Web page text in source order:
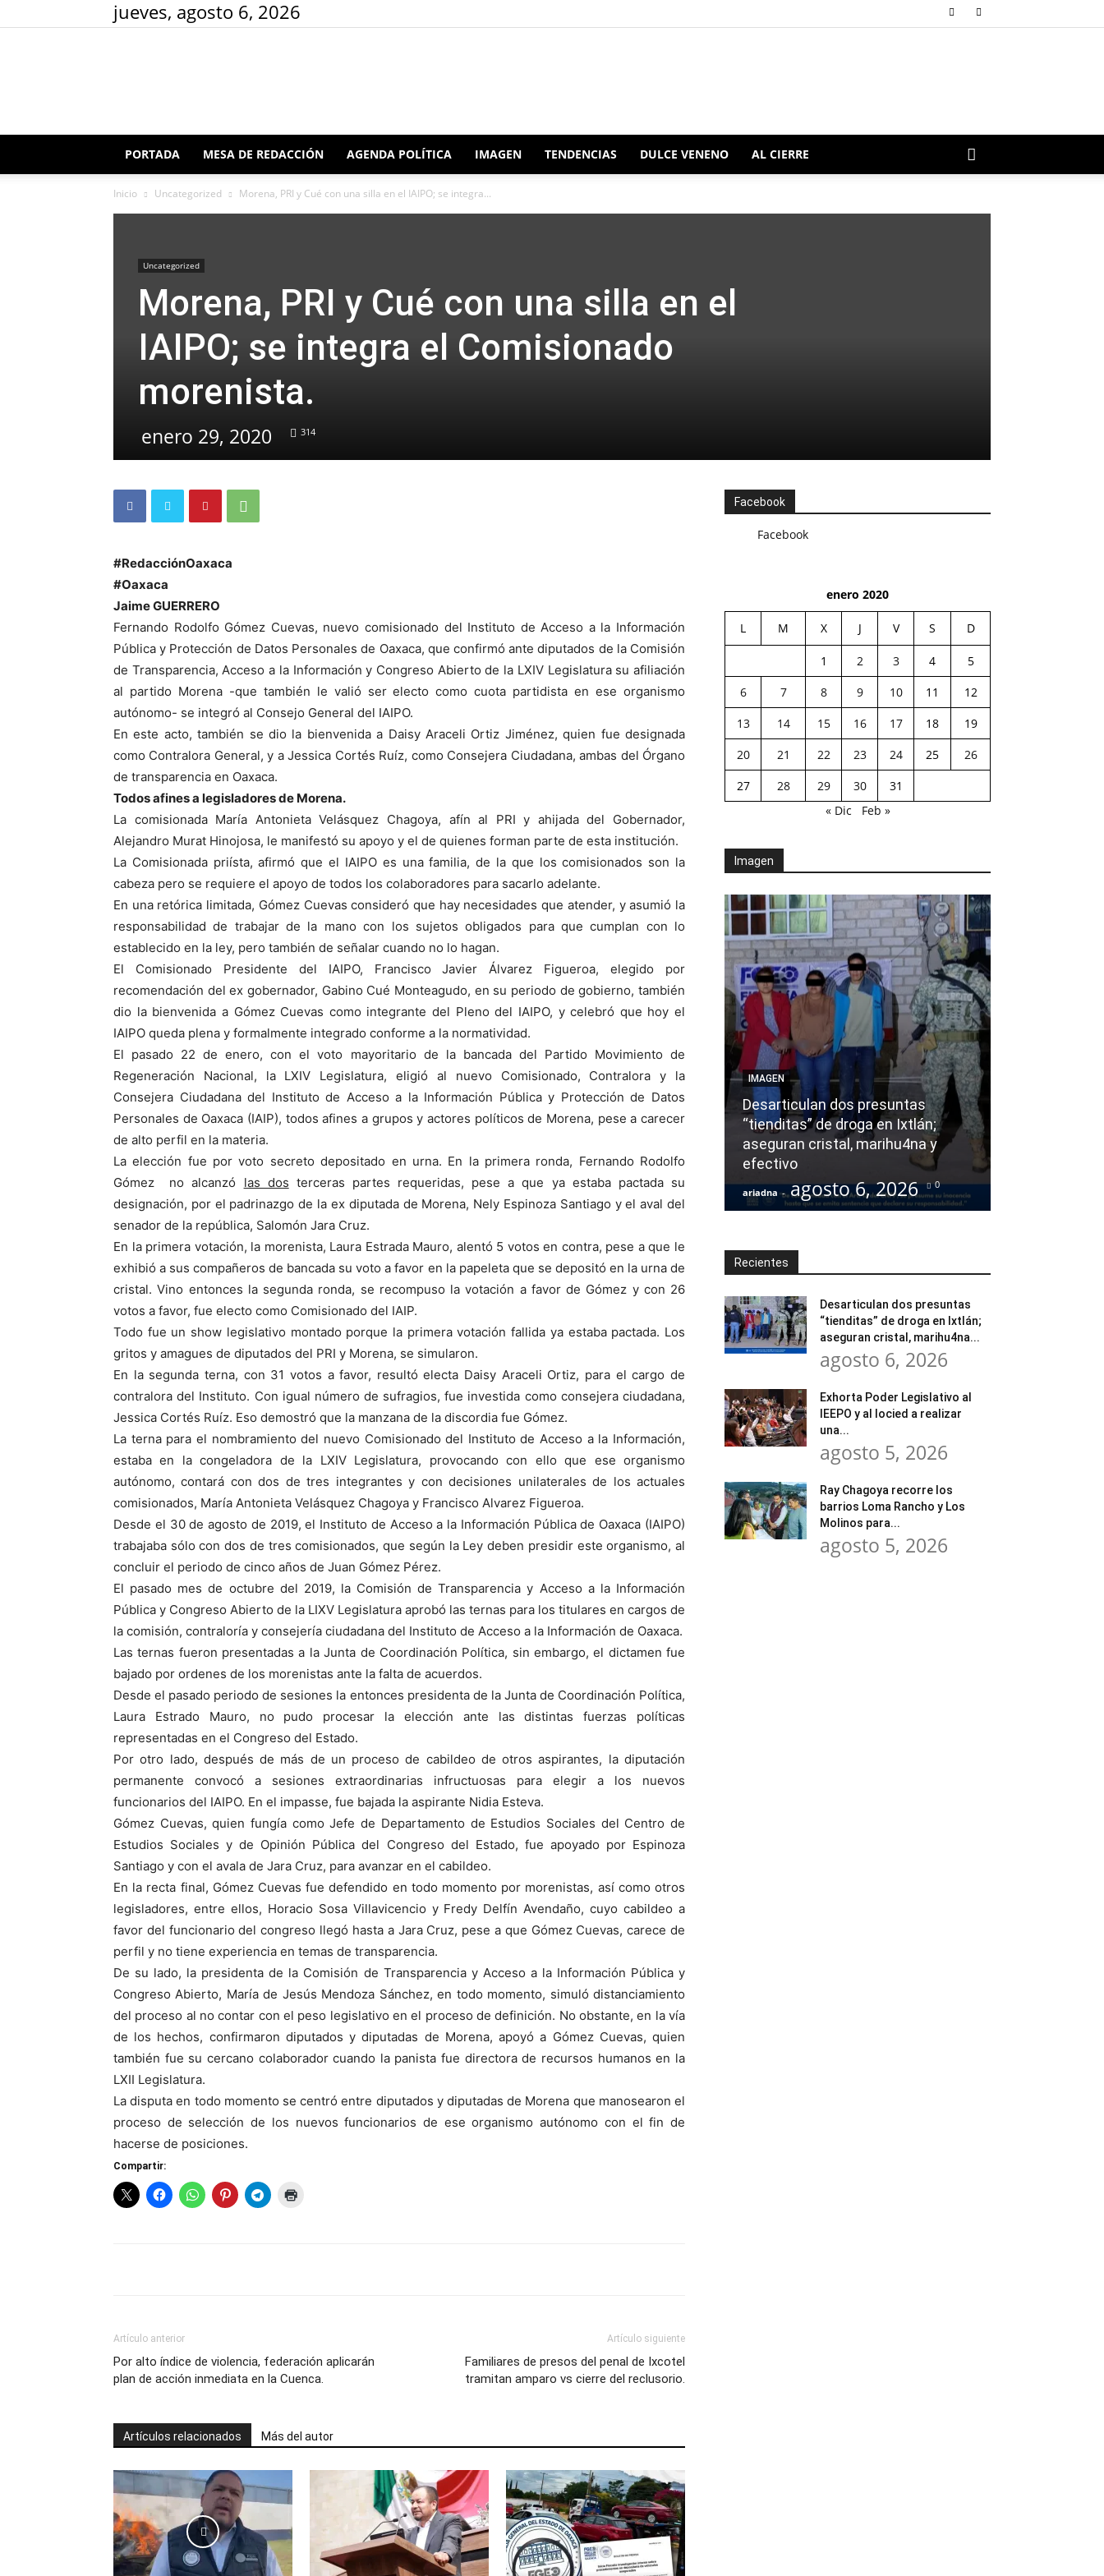
jueves, agosto 6, 2026
Redacción
PORTADA MESA DE REDACCIÓN AGENDA POLÍTICA IMAGEN TENDENCIAS DULCE VENENO AL CIERRE
Inicio Uncategorized Morena, PRI y Cué con una silla en el IAIPO; se integra...
Uncategorized
Morena, PRI y Cué con una silla en el
IAIPO; se integra el Comisionado
morenista.
enero 29, 2020 314
#RedacciónOaxaca
#Oaxaca
Jaime GUERRERO
Fernando Rodolfo Gómez Cuevas, nuevo comisionado del Instituto de Acceso a la Información
Pública y Protección de Datos Personales de Oaxaca, que confirmó ante diputados de la Comisión
de Transparencia, Acceso a la Información y Congreso Abierto de la LXIV Legislatura su afiliación
al partido Morena -que también le valió ser electo como cuota partidista en ese organismo
autónomo- se integró al Consejo General del IAIPO.
En este acto, también se dio la bienvenida a Daisy Araceli Ortiz Jiménez, quien fue designada
como Contralora General, y a Jessica Cortés Ruíz, como Consejera Ciudadana, ambas del Órgano
de transparencia en Oaxaca.
Todos afines a legisladores de Morena.
La comisionada María Antonieta Velásquez Chagoya, afín al PRI y ahijada del Gobernador,
Alejandro Murat Hinojosa, le manifestó su apoyo y el de quienes forman parte de esta institución.
La Comisionada priísta, afirmó que el IAIPO es una familia, de la que los comisionados son la
cabeza pero se requiere el apoyo de todos los colaboradores para sacarlo adelante.
En una retórica limitada, Gómez Cuevas consideró que hay necesidades que atender, y asumió la
responsabilidad de trabajar de la mano con los sujetos obligados para que cumplan con lo
establecido en la ley, pero también de señalar cuando no lo hagan.
El Comisionado Presidente del IAIPO, Francisco Javier Álvarez Figueroa, elegido por
recomendación del ex gobernador, Gabino Cué Monteagudo, en su periodo de gobierno, también
dio la bienvenida a Gómez Cuevas como integrante del Pleno del IAIPO, y celebró que hoy el
IAIPO queda plena y formalmente integrado conforme a la normatividad.
El pasado 22 de enero, con el voto mayoritario de la bancada del Partido Movimiento de
Regeneración Nacional, la LXIV Legislatura, eligió al nuevo Comisionado, Contralora y la
Consejera Ciudadana del Instituto de Acceso a la Información Pública y Protección de Datos
Personales de Oaxaca (IAIP), todos afines a grupos y actores políticos de Morena, pese a carecer
de alto perfil en la materia.
La elección fue por voto secreto depositado en urna. En la primera ronda, Fernando Rodolfo
Gómez no alcanzó las dos terceras partes requeridas, pese a que ya estaba pactada su
designación, por el padrinazgo de la ex diputada de Morena, Nely Espinoza Santiago y el aval del
senador de la república, Salomón Jara Cruz.
En la primera votación, la morenista, Laura Estrada Mauro, alentó 5 votos en contra, pese a que le
exhibió a sus compañeros de bancada su voto a favor en la papeleta que se depositó en la urna de
cristal. Vino entonces la segunda ronda, se recompuso la votación a favor de Gómez y con 26
votos a favor, fue electo como Comisionado del IAIP.
Todo fue un show legislativo montado porque la primera votación fallida ya estaba pactada. Los
gritos y amagues de diputados del PRI y Morena, se simularon.
En la segunda terna, con 31 votos a favor, resultó electa Daisy Araceli Ortiz, para el cargo de
contralora del Instituto. Con igual número de sufragios, fue investida como consejera ciudadana,
Jessica Cortés Ruíz. Eso demostró que la manzana de la discordia fue Gómez.
La terna para el nombramiento del nuevo Comisionado del Instituto de Acceso a la Información,
estaba en la congeladora de la LXIV Legislatura, provocando con ello que ese organismo
autónomo, contará con dos de tres integrantes y con decisiones unilaterales de los actuales
comisionados, María Antonieta Velásquez Chagoya y Francisco Alvarez Figueroa.
Desde el 30 de agosto de 2019, el Instituto de Acceso a la Información Pública de Oaxaca (IAIPO)
trabajaba sólo con dos de tres comisionados, que según la Ley deben presidir este organismo, al
concluir el periodo de cinco años de Juan Gómez Pérez.
El pasado mes de octubre del 2019, la Comisión de Transparencia y Acceso a la Información
Pública y Congreso Abierto de la LIXV Legislatura aprobó las ternas para los titulares en cargos de
la comisión, contraloría y consejería ciudadana del Instituto de Acceso a la Información de Oaxaca.
Las ternas fueron presentadas a la Junta de Coordinación Política, sin embargo, el dictamen fue
bajado por ordenes de los morenistas ante la falta de acuerdos.
Desde el pasado periodo de sesiones la entonces presidenta de la Junta de Coordinación Política,
Laura Estrado Mauro, no pudo procesar la elección ante las distintas fuerzas políticas
representadas en el Congreso del Estado.
Por otro lado, después de más de un proceso de cabildeo de otros aspirantes, la diputación
permanente convocó a sesiones extraordinarias infructuosas para elegir a los nuevos
funcionarios del IAIPO. En el impasse, fue bajada la aspirante Nidia Esteva.
Gómez Cuevas, quien fungía como Jefe de Departamento de Estudios Sociales del Centro de
Estudios Sociales y de Opinión Pública del Congreso del Estado, fue apoyado por Espinoza
Santiago y con el avala de Jara Cruz, para avanzar en el cabildeo.
En la recta final, Gómez Cuevas fue defendido en todo momento por morenistas, así como otros
legisladores, entre ellos, Horacio Sosa Villavicencio y Fredy Delfín Avendaño, cuyo cabildeo a
favor del funcionario del congreso llegó hasta a Jara Cruz, pese a que Gómez Cuevas, carece de
perfil y no tiene experiencia en temas de transparencia.
De su lado, la presidenta de la Comisión de Transparencia y Acceso a la Información Pública y
Congreso Abierto, María de Jesús Mendoza Sánchez, en todo momento, simuló distanciamiento
del proceso al no contar con el peso legislativo en el proceso de definición. No obstante, en la vía
de los hechos, confirmaron diputados y diputadas de Morena, apoyó a Gómez Cuevas, quien
también fue su cercano colaborador cuando la panista fue directora de recursos humanos en la
LXII Legislatura.
La disputa en todo momento se centró entre diputados y diputadas de Morena que manosearon el
proceso de selección de los nuevos funcionarios de ese organismo autónomo con el fin de
hacerse de posiciones.
Compartir:
Artículo anterior
Por alto índice de violencia, federación aplicarán
plan de acción inmediata en la Cuenca.
Artículo siguiente
Familiares de presos del penal de Ixcotel
tramitan amparo vs cierre del reclusorio.
Artículos relacionados Más del autor
Facebook
Facebook
enero 2020
L M X J V S D
1 2 3 4
5
6
7 8 9 10 11
12
13
14 15 16 17 18
19
20
21 22 23 24 25
26
27
28 29 30
31
« Dic
Feb »
Imagen
IMAGEN
Desarticulan dos presuntas
“tienditas” de droga en Ixtlán;
aseguran cristal, marihu4na y
efectivo
ariadna - agosto 6, 2026 0
Recientes
Desarticulan dos presuntas
“tienditas” de droga en Ixtlán;
aseguran cristal, marihu4na...
agosto 6, 2026
Exhorta Poder Legislativo al
IEEPO y al Iocied a realizar
una...
agosto 5, 2026
Ray Chagoya recorre los
barrios Loma Rancho y Los
Molinos para...
agosto 5, 2026